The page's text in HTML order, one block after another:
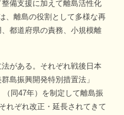
備支援に加えて離島活性化
、離島の役割として多様な再
都道府県の責務、小規模離
がある。それぞれ戦後日本
島振興開発特別措置法」
同47年）を制定して離島振
れぞれ改正・延長されてきて